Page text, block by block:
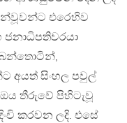
එරෙහිව
අයත් සිංහල පවුල්
තීරුවේ පිහිටැවූ
කරවන ලදි. එසේ